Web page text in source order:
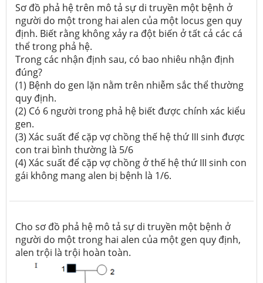
Sơ đồ phả hệ trên mô tả sự di truyền một bệnh ở
người do một trong hai alen của một locus gen quy
định. Biết rằng không xảy ra đột biến ở tất cả các cá
thể trong phả hệ.
Trong các nhận định sau, có bao nhiêu nhận định
đúng?
(1) Bệnh do gen lặn nằm trên nhiễm sắc thể thường
quy định.
(2) Có 6 người trong phả hệ biết được chính xác kiểu
gen.
(3) Xác suất để cặp vợ chồng thế hệ thứ III sinh được
con trai bình thường là 5/6
(4) Xác suất để cặp vợ chồng ở thế hệ thứ III sinh con
gái không mang alen bị bệnh là 1/6.
Cho sơ đồ phả hệ mô tả sự di truyền một bệnh ở
người do một trong hai alen của một gen quy định,
alen trội là trội hoàn toàn.